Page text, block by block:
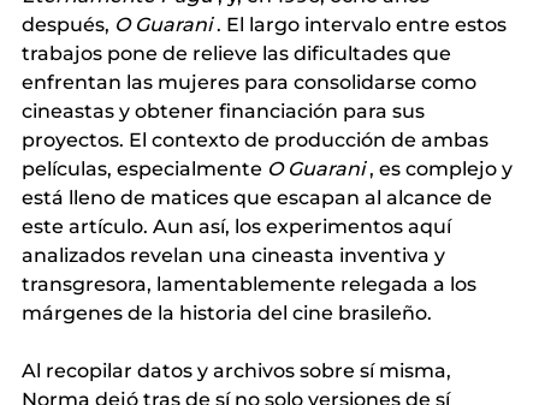
después, O Guarani . El largo intervalo entre estos
trabajos pone de relieve las dificultades que
enfrentan las mujeres para consolidarse como
cineastas y obtener financiación para sus
proyectos. El contexto de producción de ambas
películas, especialmente O Guarani , es complejo y
está lleno de matices que escapan al alcance de
este artículo. Aun así, los experimentos aquí
analizados revelan una cineasta inventiva y
transgresora, lamentablemente relegada a los
márgenes de la historia del cine brasileño.
Al recopilar datos y archivos sobre sí misma,
Norma dejó tras de sí no solo versiones de sí